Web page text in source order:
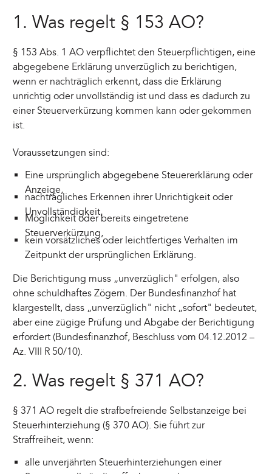
1. Was regelt § 153 AO?
§ 153 Abs. 1 AO verpflichtet den Steuerpflichtigen, eine
abgegebene Erklärung unverzüglich zu berichtigen,
wenn er nachträglich erkennt, dass die Erklärung
unrichtig oder unvollständig ist und dass es dadurch zu
einer Steuerverkürzung kommen kann oder gekommen
ist.
Voraussetzungen sind:
Eine ursprünglich abgegebene Steuererklärung oder
Anzeige,
nachträgliches Erkennen ihrer Unrichtigkeit oder
Unvollständigkeit,
Möglichkeit oder bereits eingetretene
Steuerverkürzung,
kein vorsätzliches oder leichtfertiges Verhalten im
Zeitpunkt der ursprünglichen Erklärung.
Die Berichtigung muss „unverzüglich" erfolgen, also
ohne schuldhaftes Zögern. Der Bundesfinanzhof hat
klargestellt, dass „unverzüglich" nicht „sofort" bedeutet,
aber eine zügige Prüfung und Abgabe der Berichtigung
erfordert (Bundesfinanzhof, Beschluss vom 04.12.2012 –
Az. VIII R 50/10).
2. Was regelt § 371 AO?
§ 371 AO regelt die strafbefreiende Selbstanzeige bei
Steuerhinterziehung (§ 370 AO). Sie führt zur
Straffreiheit, wenn:
alle unverjährten Steuerhinterziehungen einer